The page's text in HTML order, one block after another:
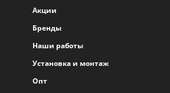
Акции
Бренды
Наши работы
Установка и монтаж
Опт